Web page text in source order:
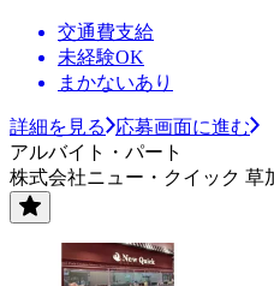
交通費支給
未経験OK
まかないあり
詳細を見る
応募画面に進む
アルバイト・パート
株式会社ニュー・クイック 草